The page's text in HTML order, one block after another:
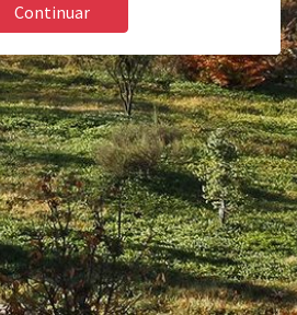
Continuar